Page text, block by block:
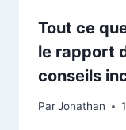
Tout ce
le rapport
conseils
ParJonathan